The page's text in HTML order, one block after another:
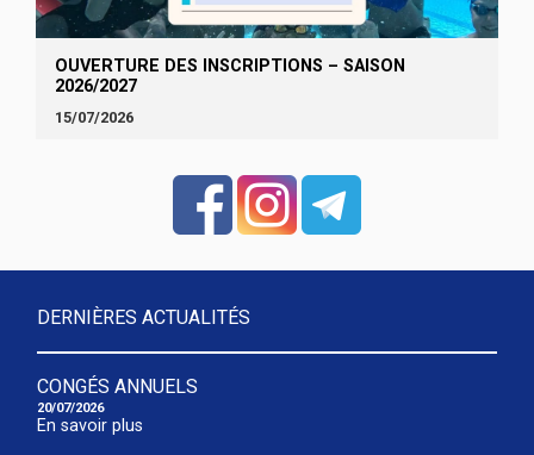
OUVERTURE DES INSCRIPTIONS – SAISON
2026/2027
15/07/2026
DERNIÈRES ACTUALITÉS
CONGÉS ANNUELS
20/07/2026
En savoir plus